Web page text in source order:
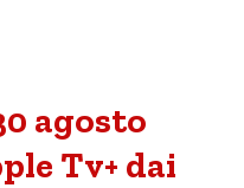
agosto
Tv+ dai